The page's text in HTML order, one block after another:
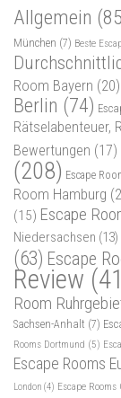
Allgemein
München (7) Beste
Room Bayern (20)
Berlin (74)
Rätselabenteuer,
Bewertungen (17)
(208) Escape
Room Hamburg
(15) Escape
Niedersachsen (13)
(63) Escape
Review
Room
Sachsen-Anhalt (7)
Rooms Dortmund (5)
Escape Rooms
London (4) Escape